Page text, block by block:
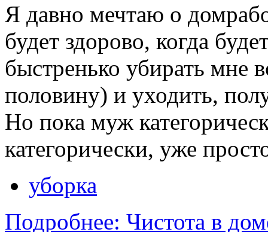
Я давно мечтаю о
будет здорово, когда
быстренько убирать мне
половину) и уходить,
Но пока муж
категорически, уже
уборка
Подробнее: Чистота в